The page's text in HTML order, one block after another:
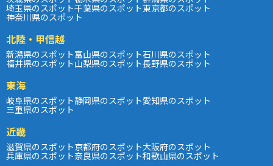
埼玉県のスポット千葉県のスポット東京都のスポット
神奈川県のスポット
北陸・甲信越
新潟県のスポット富山県のスポット石川県のスポット
福井県のスポット山梨県のスポット長野県のスポット
東海
岐阜県のスポット静岡県のスポット愛知県のスポット
三重県のスポット
近畿
滋賀県のスポット京都府のスポット大阪府のスポット
兵庫県のスポット奈良県のスポット和歌山県のスポット